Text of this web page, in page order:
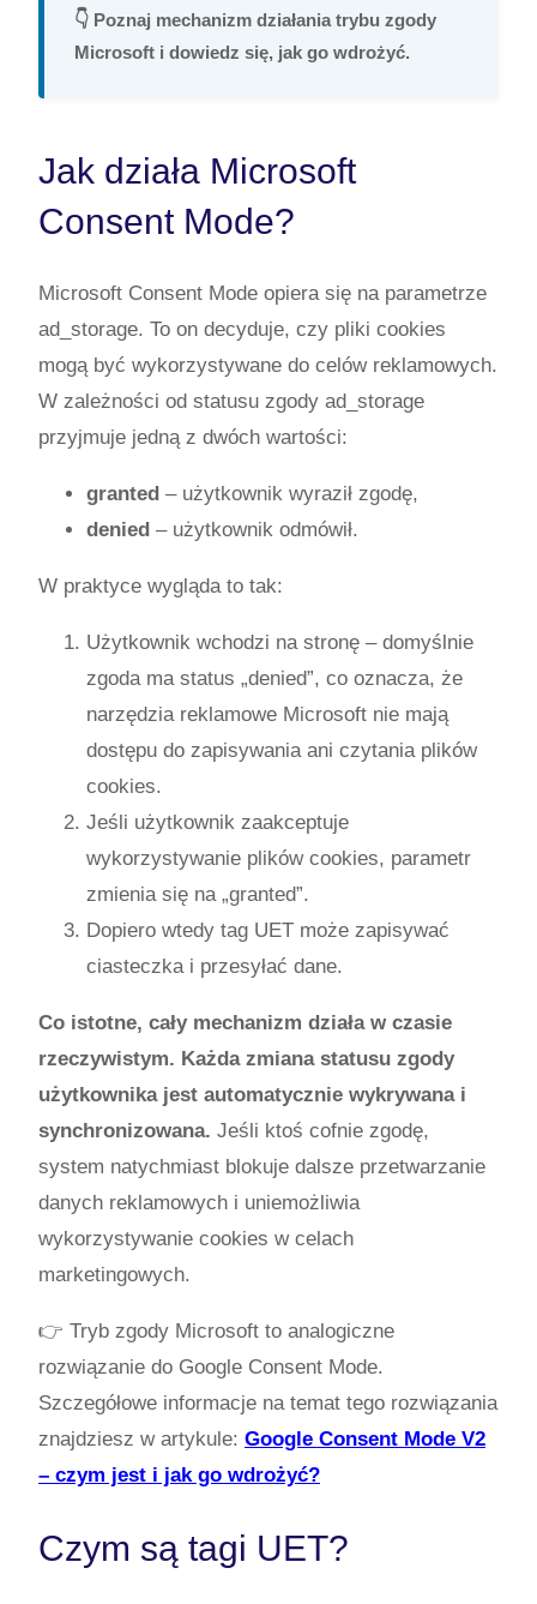
👇 Poznaj mechanizm działania trybu zgody
Microsoft i dowiedz się, jak go wdrożyć.
Jak działa Microsoft
Consent Mode?
Microsoft Consent Mode opiera się na parametrze
ad_storage. To on decyduje, czy pliki cookies
mogą być wykorzystywane do celów reklamowych.
W zależności od statusu zgody ad_storage
przyjmuje jedną z dwóch wartości:
granted – użytkownik wyraził zgodę,
denied – użytkownik odmówił.
W praktyce wygląda to tak:
Użytkownik wchodzi na stronę – domyślnie
zgoda ma status „denied”, co oznacza, że
narzędzia reklamowe Microsoft nie mają
dostępu do zapisywania ani czytania plików
cookies.
Jeśli użytkownik zaakceptuje
wykorzystywanie plików cookies, parametr
zmienia się na „granted”.
Dopiero wtedy tag UET może zapisywać
ciasteczka i przesyłać dane.
Co istotne, cały mechanizm działa w czasie
rzeczywistym. Każda zmiana statusu zgody
użytkownika jest automatycznie wykrywana i
synchronizowana. Jeśli ktoś cofnie zgodę,
system natychmiast blokuje dalsze przetwarzanie
danych reklamowych i uniemożliwia
wykorzystywanie cookies w celach
marketingowych.
👉 Tryb zgody Microsoft to analogiczne
rozwiązanie do Google Consent Mode.
Szczegółowe informacje na temat tego rozwiązania
znajdziesz w artykule: Google Consent Mode V2
– czym jest i jak go wdrożyć?
Czym są tagi UET?